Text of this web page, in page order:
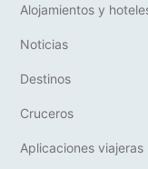
Alojamientos y
Noticias
Destinos
Cruceros
Aplicaciones viajeras